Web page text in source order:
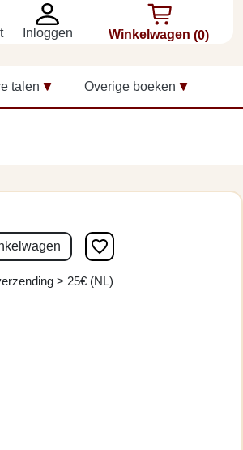
Inloggen Winkelwagen (0)
talen Overige boeken
favorite_border
> 25€ (NL)